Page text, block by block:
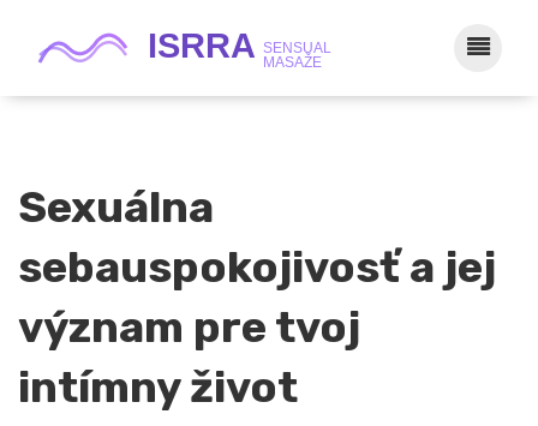
Sexuálna
sebauspokojivosť a jej
význam pre tvoj
intímny život